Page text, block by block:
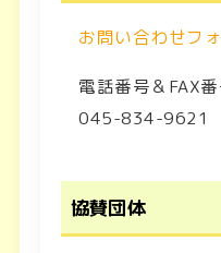
お問い合わせフ
電話番号＆FAX番
045-834-9621
協賛団体